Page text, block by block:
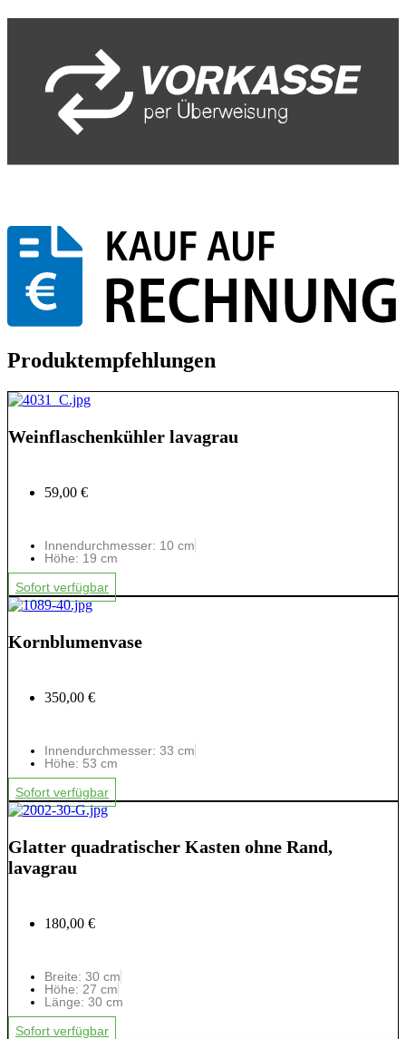
Produktempfehlungen
Weinflaschenkühler lavagrau
59,00 €
Innendurchmesser: 10 cm
Höhe: 19 cm
Sofort verfügbar
Kornblumenvase
350,00 €
Innendurchmesser: 33 cm
Höhe: 53 cm
Sofort verfügbar
Glatter quadratischer Kasten ohne Rand,
lavagrau
180,00 €
Breite: 30 cm
Höhe: 27 cm
Länge: 30 cm
Sofort verfügbar